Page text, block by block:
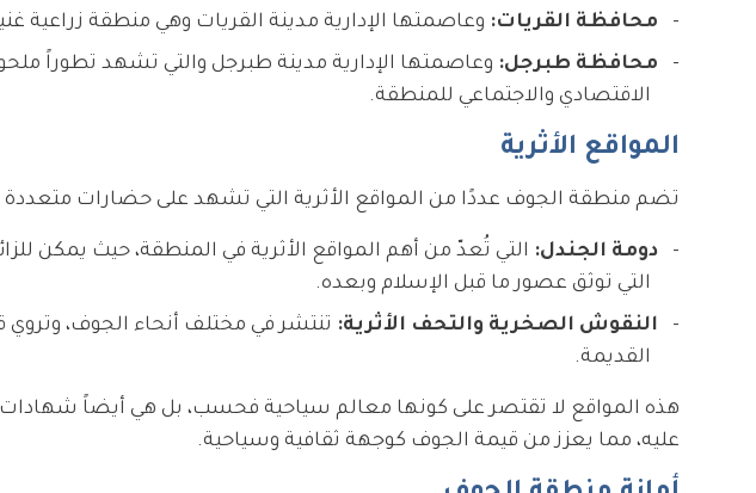
محافظة القريات: وعاصمتها الإدارية مدينة القريات وهي منطقة زراعية
محافظة طبرجل: وعاصمتها الإدارية مدينة طبرجل والتي تشهد تطوراً
الاقتصادي والاجتماعي للمنطقة.
المواقع الأثرية
تضم منطقة الجوف عددًا من المواقع الأثرية التي تشهد على حضارات متعددة
دومة الجندل: التي تُعدّ من أهم المواقع الأثرية في المنطقة، حيث يمكن
التي توثق عصور ما قبل الإسلام وبعده.
النقوش الصخرية والتحف الأثرية: تنتشر في مختلف أنحاء الجوف،
القديمة.
هذه المواقع لا تقتصر على كونها معالم سياحية فحسب، بل هي أيضاً
عليه، مما يعزز من قيمة الجوف كوجهة ثقافية وسياحية.